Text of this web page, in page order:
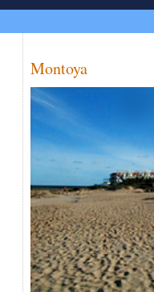
Montoya